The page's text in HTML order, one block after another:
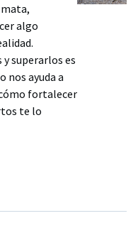
algo
superarlos es
nos ayuda a
fortalecer
te lo